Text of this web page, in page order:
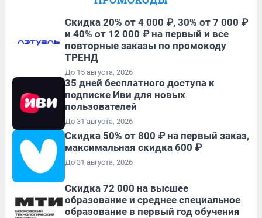
Скидка 20% от 4 000 ₽, 30% от 7 000 ₽
и 40% от 12 000 ₽ на первый и все
повторные заказы по промокоду
ТРЕНД
До 15 августа, 2026
35 дней бесплатного доступа к
подписке Иви для новых
пользователей
До 31 августа, 2026
Скидка 50% от 800 ₽ на первый заказ,
максимальная скидка 600 ₽
До 31 августа, 2026
Скидка 72 000 на высшее
образование и среднее специальное
образование в первый год обучения